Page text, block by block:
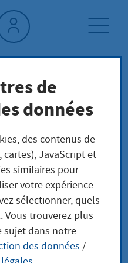
service
Waffen oder
oder aus dem
de
données
des contenus de
JavaScript et
similaires pour
votre expérience
sélectionner, quels
Vous trouverez plus
sujet dans notre
des données /